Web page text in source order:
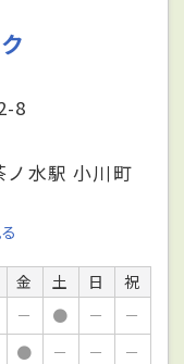
8
ノ水駅 小川町
金 土 日
祝
－ ● －
－
● － －
－